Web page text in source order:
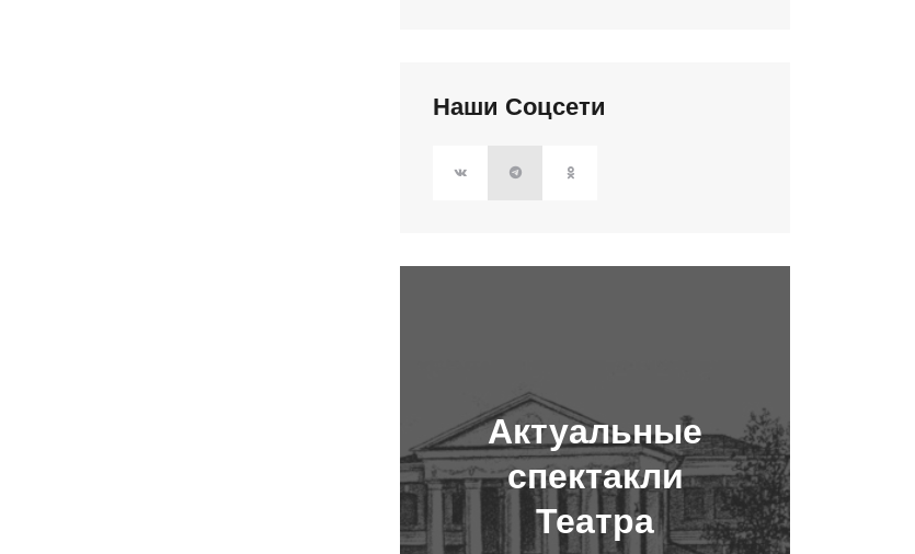
Наши Соцсети
Актуальные
спектакли
Театра